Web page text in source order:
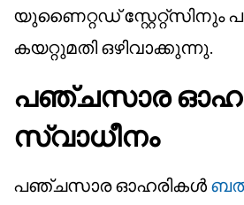
യുണൈറ്റഡ് സ്റ്റേറ്റ്സിനും
കയറ്റുമതി ഒഴിവാക്കുന്നു.
പഞ്ചസാര
സ്വാധീനം
പഞ്ചസാര ഓഹരികൾ